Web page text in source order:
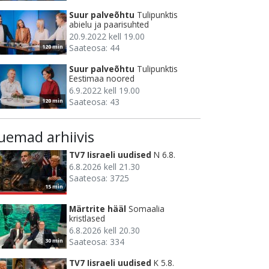
120 min
Suur palveõhtu Tulipunktis
abielu ja paarisuhted
20.9.2022 kell 19.00
Saateosa: 44
120 min
Suur palveõhtu Tulipunktis
Eestimaa noored
6.9.2022 kell 19.00
Saateosa: 43
arhiivis
15 min
TV7 Iisraeli uudised N 6.8.
6.8.2026 kell 21.30
Saateosa: 3725
30 min
Märtrite hääl Somaalia
kristlased
6.8.2026 kell 20.30
Saateosa: 334
TV7 Iisraeli uudised K 5.8.